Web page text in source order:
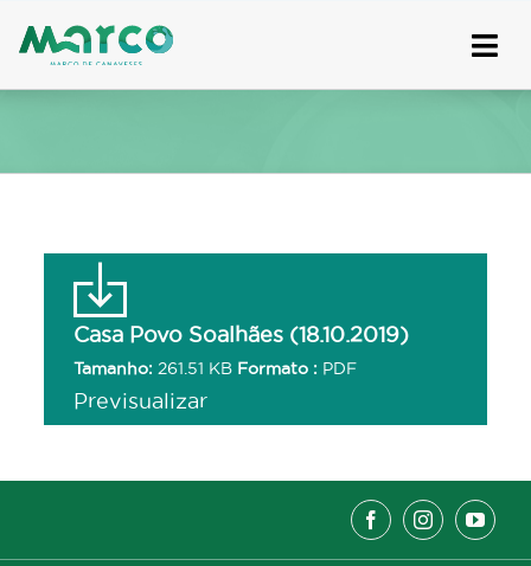
to
Casa Povo Soalhães (18.10.2019)
Tamanho: 261.51 KB Formato : PDF
Previsualizar